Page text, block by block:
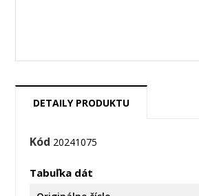
DETAILY PRODUKTU
Kód 20241075
Tabuľka dát
Vytvoriť zoznam želaní
Prihlásiť sa